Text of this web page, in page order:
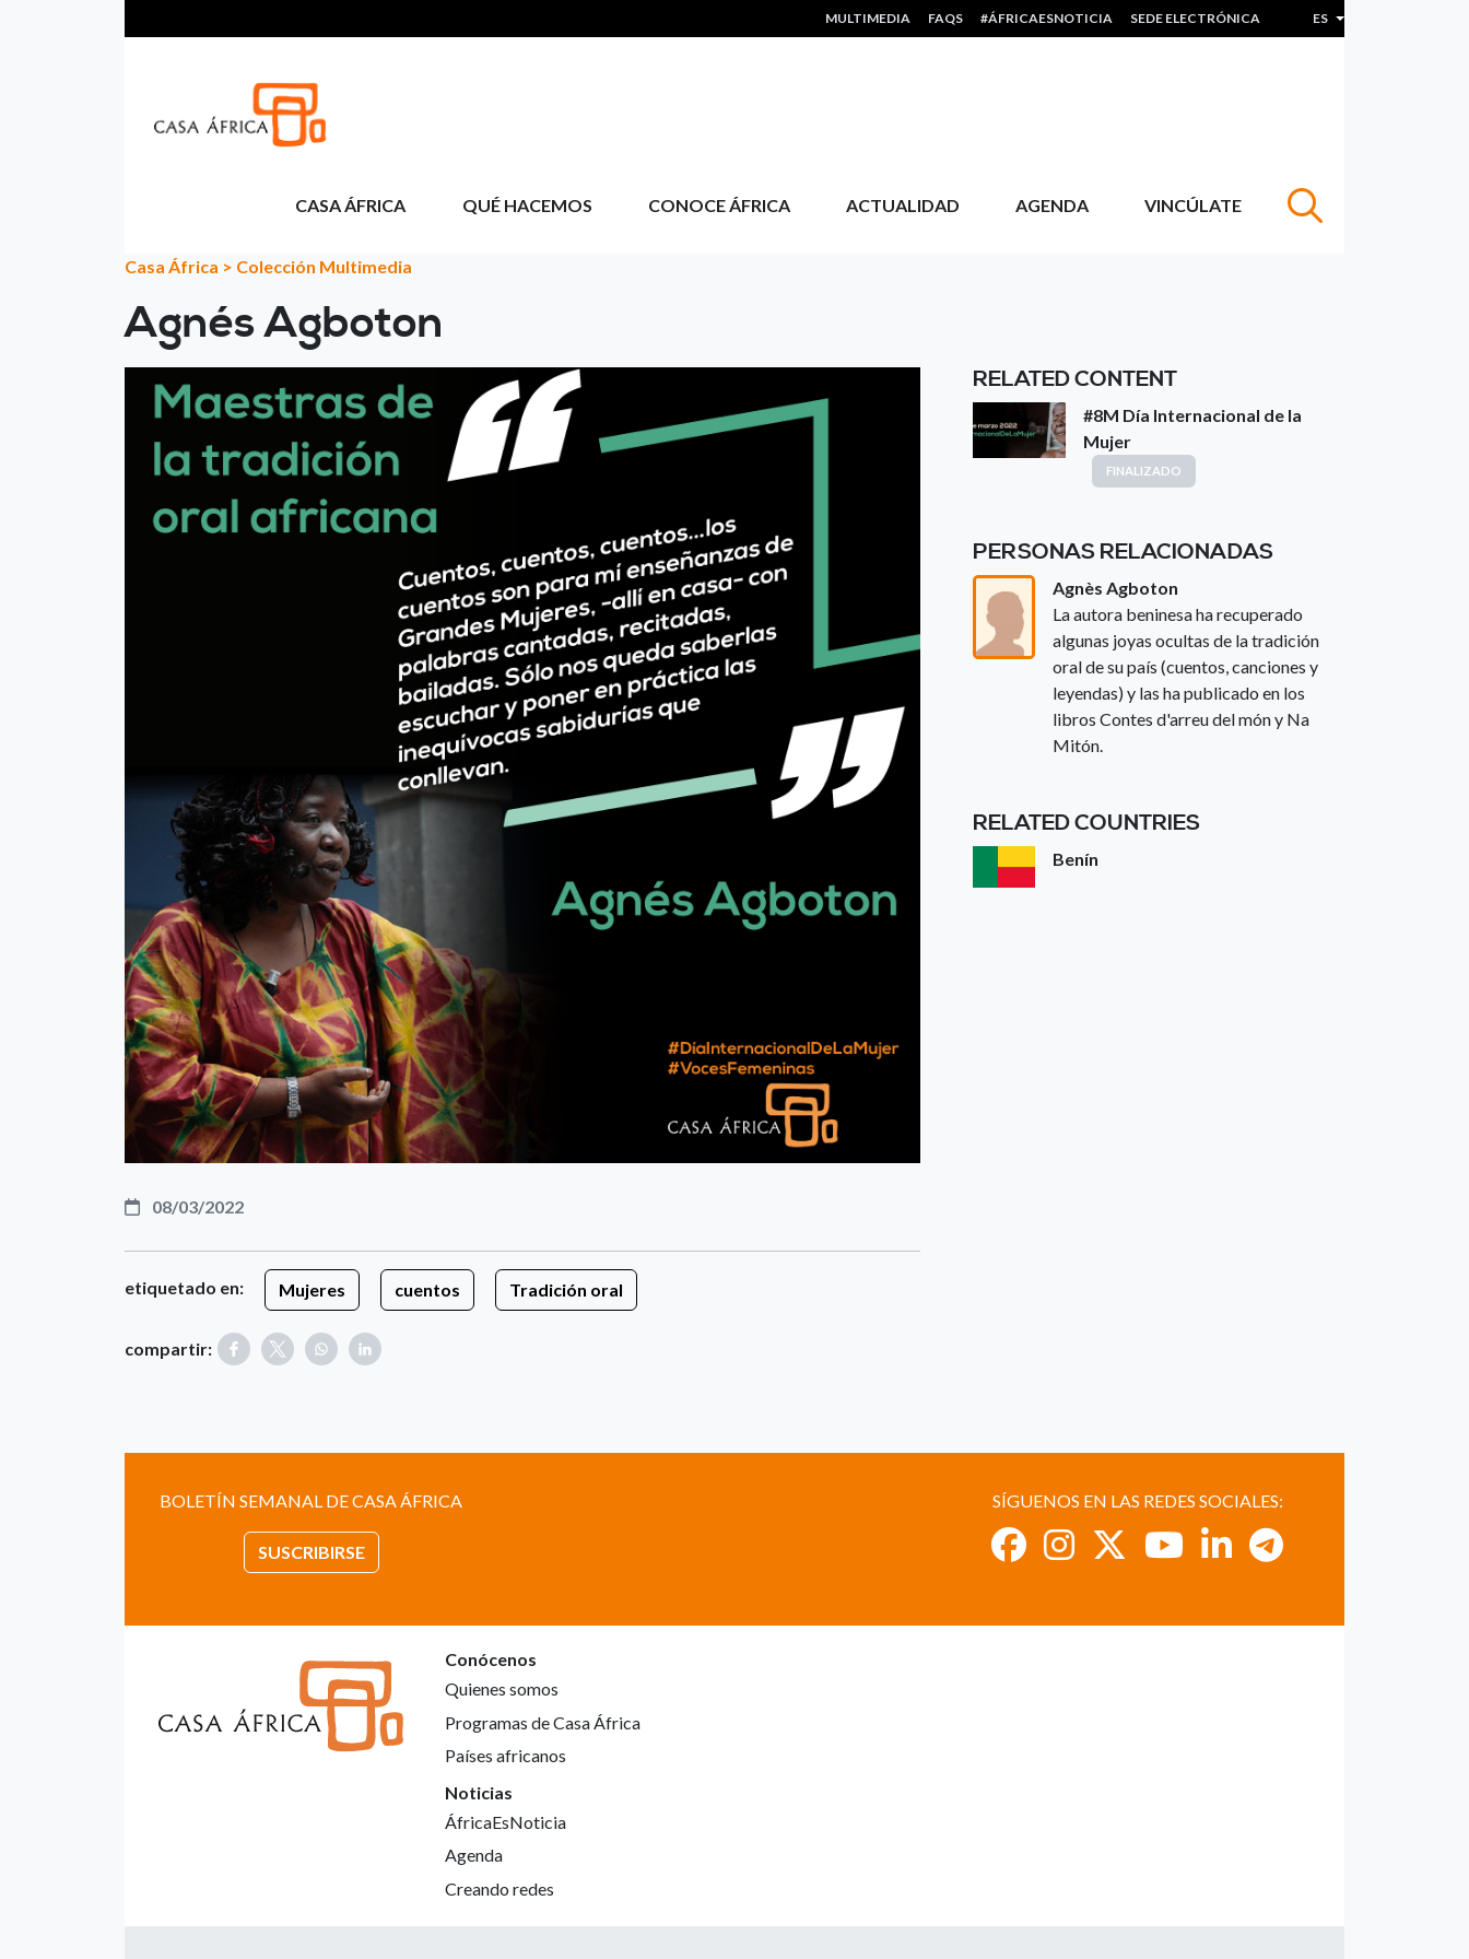
HEADER MENU
MULTIMEDIA FAQS #ÁFRICAESNOTICIA SEDE ELECTRÓNICA ES Lista adicional de
CASA ÁFRICA QUÉ HACEMOS CONOCE ÁFRICA ACTUALIDAD AGENDA VINCÚLATE
Casa África > Colección Multimedia
Agnés Agboton
08/03/2022
etiquetado en: Mujeres cuentos Tradición oral
compartir:
RELATED CONTENT
#8M Día Internacional de la
Mujer
FINALIZADO
PERSONAS RELACIONADAS
Agnès Agboton
La autora beninesa ha recuperado
algunas joyas ocultas de la tradición
oral de su país (cuentos, canciones y
leyendas) y las ha publicado en los
libros Contes d'arreu del món y Na
Mitón.
RELATED COUNTRIES
Benín
BOLETÍN SEMANAL DE CASA ÁFRICA
SUSCRIBIRSE
SÍGUENOS EN LAS REDES SOCIALES:
Conócenos
Quienes somos
Programas de Casa África
Países africanos
Noticias
ÁfricaEsNoticia
Agenda
Creando redes